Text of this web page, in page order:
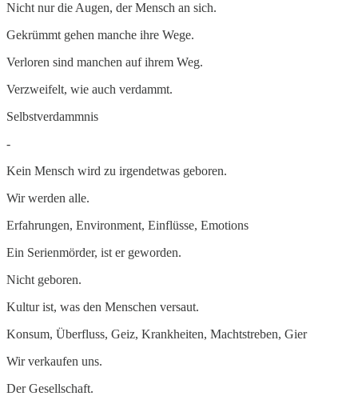
Nicht nur die Augen, der Mensch an sich.
Gekrümmt gehen manche ihre Wege.
Verloren sind manchen auf ihrem Weg.
Verzweifelt, wie auch verdammt.
Selbstverdammnis
-
Kein Mensch wird zu irgendetwas geboren.
Wir werden alle.
Erfahrungen, Environment, Einflüsse, Emotions
Ein Serienmörder, ist er geworden.
Nicht geboren.
Kultur ist, was den Menschen versaut.
Konsum, Überfluss, Geiz, Krankheiten, Machtstreben, Gier
Wir verkaufen uns.
Der Gesellschaft.